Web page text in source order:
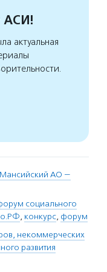
АСИ!
актуальная
АО —
социального
, конкурс, форум
некоммерческих
развития